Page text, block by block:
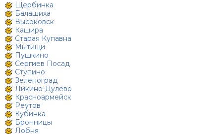
Щербинка
Балашиха
Высоковск
Кашира
Старая Купавна
Мытищи
Пушкино
Сергиев Посад
Ступино
Зеленоград
Ликино-Дулево
Красноармейск
Реутов
Кубинка
Бронницы
Лобня